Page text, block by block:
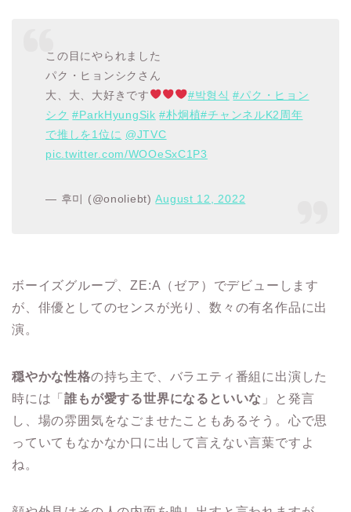
この目にやられました
パク・ヒョンシクさん
大、大、大好きです
#박형식 #パク・ヒョン
シク #ParkHyungSik #朴炯植#チャンネルK2周年
で推しを1位に @JTVC
pic.twitter.com/WOOeSxC1P3
— 후미 (@onoliebt)August 12, 2022
ボーイズグループ、ZE:A（ゼア）でデビューします
が、俳優としてのセンスが光り、数々の有名作品に出
演。
穏やかな性格の持ち主で、バラエティ番組に出演した
時には「誰もが愛する世界になるといいな 」と発言
し、場の雰囲気をなごませたこともあるそう。心で思
っていてもなかなか口に出して言えない言葉ですよ
ね。